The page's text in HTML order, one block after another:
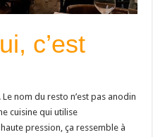
c’est
nom du resto n’est pas anodin
cuisine qui utilise
pression, ça ressemble à